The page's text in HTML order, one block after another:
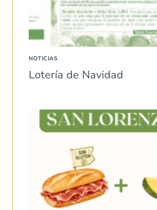
NOTICIAS
Lotería de Navidad